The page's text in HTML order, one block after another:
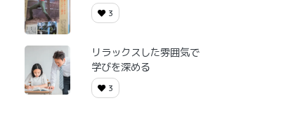
3
リラックスした雰囲気で
学びを深める
3